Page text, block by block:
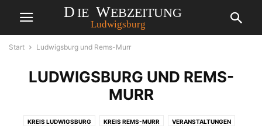
Start Ludwigsburg und Rems-Murr
LUDWIGSBURG UND REMS-
MURR
KREIS LUDWIGSBURG KREIS REMS-MURR VERANSTALTUNGEN
beginnt wieder